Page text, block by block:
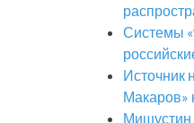
Системы
Источник
Мишустин